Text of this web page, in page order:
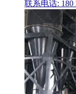
联系电话: 180